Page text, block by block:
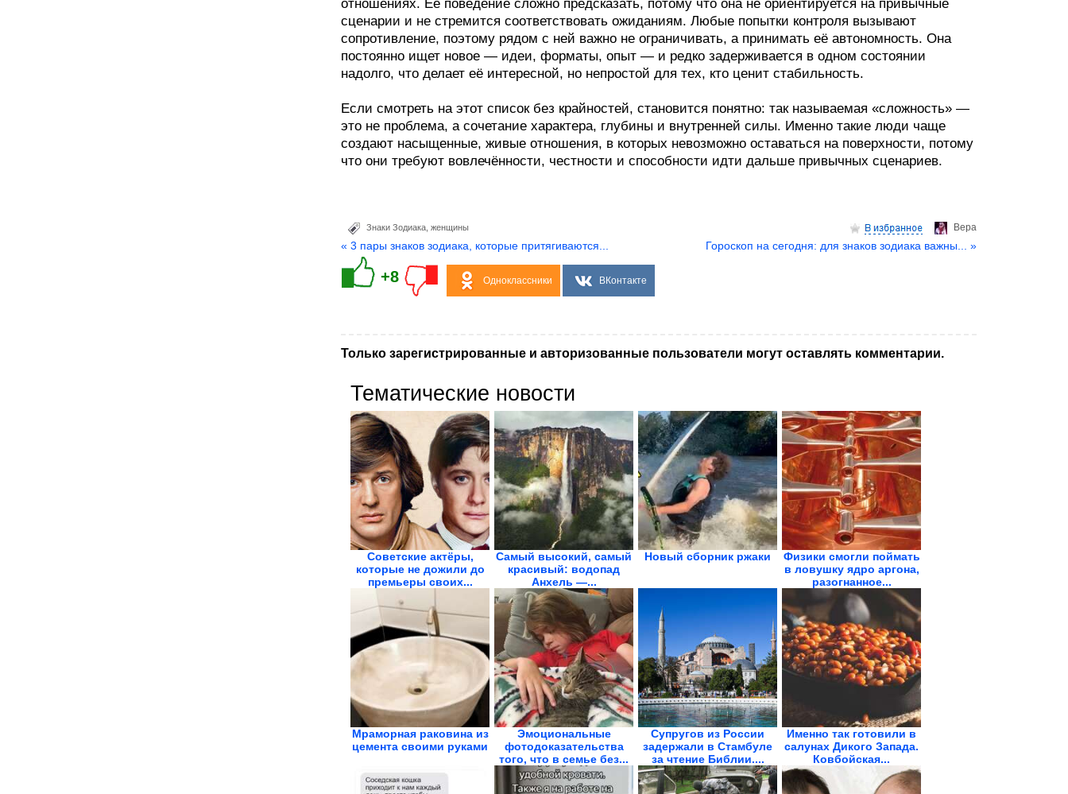
отношениях. Её поведение сложно предсказать, потому что она не ориентируется на привычные
сценарии и не стремится соответствовать ожиданиям. Любые попытки контроля вызывают
сопротивление, поэтому рядом с ней важно не ограничивать, а принимать её автономность. Она
постоянно ищет новое — идеи, форматы, опыт — и редко задерживается в одном состоянии
надолго, что делает её интересной, но непростой для тех, кто ценит стабильность.
Если смотреть на этот список без крайностей, становится понятно: так называемая «сложность» —
это не проблема, а сочетание характера, глубины и внутренней силы. Именно такие люди чаще
создают насыщенные, живые отношения, в которых невозможно оставаться на поверхности, потому
что они требуют вовлечённости, честности и способности идти дальше привычных сценариев.
Верa
Знаки Зодиака женщины
« 3 пары знаков зодиака, которые притягиваются... Гороскоп на сегодня: для знаков зодиака важны... »
+8 Одноклассники ВКонтакте
Только зарегистрированные и авторизованные пользователи могут оставлять комментарии.
Тематические новости
Советские актёры,
которые не дожили до
премьеры своих...
Самый высокий, самый
красивый: водопад
Анхель —...
Новый сборник ржаки
Физики смогли поймать
в ловушку ядро аргона,
разогнанное...
Мраморная раковина из
цемента своими руками
Эмоциональные
фотодоказательства
того, что в семье без...
Супругов из России
задержали в Стамбуле
за чтение Библии....
Именно так готовили в
салунах Дикого Запада.
Ковбойская...